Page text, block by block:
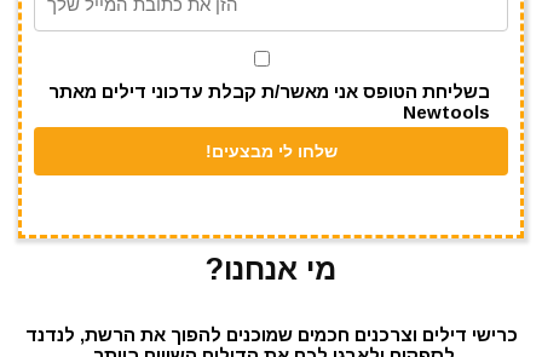
בשליחת הטופס אני מאשר/ת קבלת עדכוני דילים מאתר
Newtools
מי אנחנו?
כרישי דילים וצרכנים חכמים שמוכנים להפוך את הרשת, לנדנד